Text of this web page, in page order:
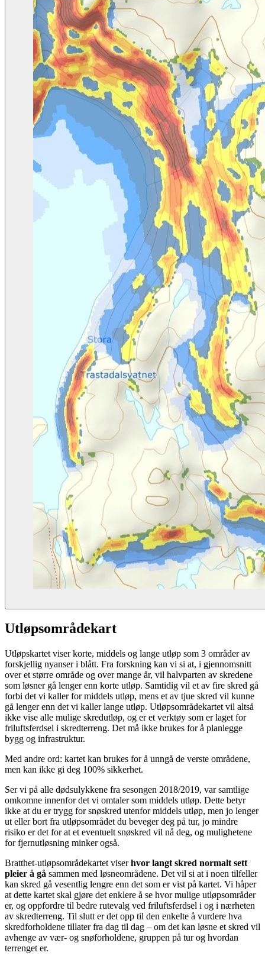
Utløpsområdekart
Utløpskartet viser korte, middels og lange utløp som 3 områder av
forskjellig nyanser i blått. Fra forskning kan vi si at, i gjennomsnitt
over et større område og over mange år, vil halvparten av skredene
som løsner gå lenger enn korte utløp. Samtidig vil et av fire skred gå
forbi det vi kaller for middels utløp, mens et av tjue skred vil kunne
gå lenger enn det vi kaller lange utløp. Utløpsområdekartet vil altså
ikke vise alle mulige skredutløp, og er et verktøy som er laget for
friluftsferdsel i skredterreng. Det må ikke brukes for å planlegge
bygg og infrastruktur.
Med andre ord: kartet kan brukes for å unngå de verste områdene,
men kan ikke gi deg 100% sikkerhet.
Ser vi på alle dødsulykkene fra sesongen 2018/2019, var samtlige
omkomne innenfor det vi omtaler som middels utløp. Dette betyr
ikke at du er trygg for snøskred utenfor middels utløp, men jo lenger
ut eller bort fra utløpsområdet du beveger deg på tur, jo mindre
risiko er det for at et eventuelt snøskred vil nå deg, og mulighetene
for fjernutløsning minker også.
Bratthet-utløpsområdekartet viserhvor langt skred normalt sett
pleier å gå sammen med løsneområdene. Det vil si at i noen tilfeller
kan skred gå vesentlig lengre enn det som er vist på kartet. Vi håper
at dette kartet skal gjøre det enklere å se hvor mulige utløpsområder
er, og oppfordre til bedre rutevalg ved friluftsferdsel i og i nærheten
av skredterreng. Til slutt er det opp til den enkelte å vurdere hva
skredforholdene tillater fra dag til dag – om det kan løsne et skred vil
avhenge av vær- og snøforholdene, gruppen på tur og hvordan
terrenget er.